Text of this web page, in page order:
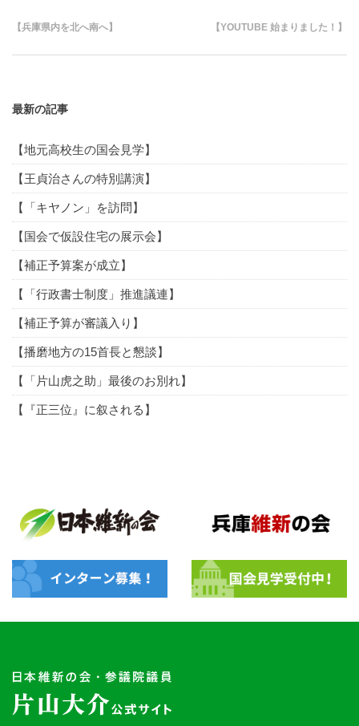
【兵庫県内を北へ南へ】 【YOUTUBE 始まりました！】
最新の記事
【地元高校生の国会見学】
【王貞治さんの特別講演】
【「キヤノン」を訪問】
【国会で仮設住宅の展示会】
【補正予算案が成立】
【「行政書士制度」推進議連】
【補正予算が審議入り】
【播磨地方の15首長と懇談】
【「片山虎之助」最後のお別れ】
【『正三位』に叙される】